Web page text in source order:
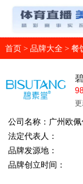
首页 > 品牌大全 > 餐
更
公司名称：广州欧佩
法定代表人：
品牌发源地：
品牌创立时间：